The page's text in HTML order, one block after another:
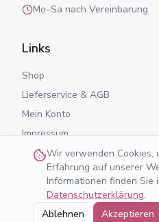
Wir verwenden Cookies,
Erfahrung auf unserer
Informationen finden Sie
Datenschutzerklärung.
Ablehnen
Akzeptieren
Mo–Sa nach Vereinbarung
Links
Shop
Lieferservice & AGB
Mein Konto
Impressum
Datenschutz
Getränke Bratschke. Alle